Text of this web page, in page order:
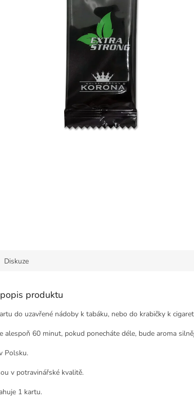
Diskuze
produktu
do uzavřené nádoby k tabáku, nebo do krabičky k
alespoň 60 minut, pokud ponecháte déle, bude aroma
Polsku.
v potravinářské kvalitě.
1 kartu.